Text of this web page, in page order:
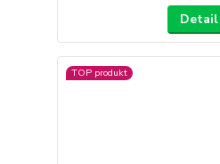
Detail
TOP produkt